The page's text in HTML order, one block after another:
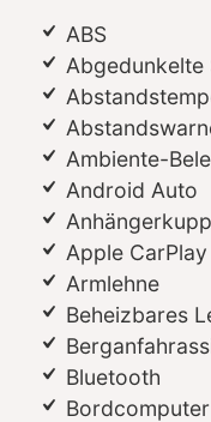
ABS
Abgedunkelte
Ambiente-
Android Auto
Apple CarPlay
Armlehne
Beheizbares
Bluetooth
Bordcomputer